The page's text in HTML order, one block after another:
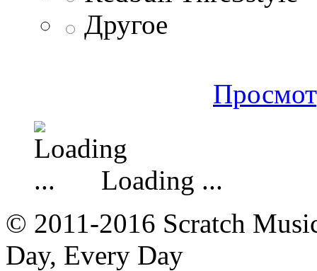
Другое
Loading ...
© 2011-2016 Scratch
Day, Every Day